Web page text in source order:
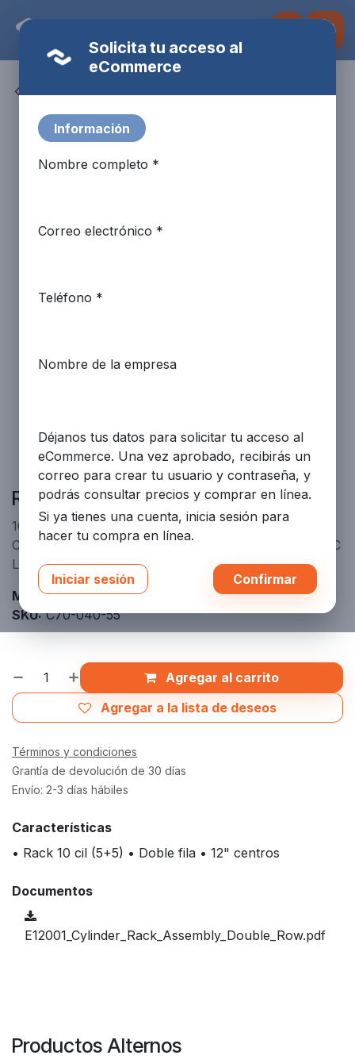
Todos los productos
Rack de 10 cilindros 5+5 básico
10-Cylinder Rack 5+5 Basic - Sistema de supresión
CO2 Fike conforme a NFPA 12. Aprobaciones UL/ULC
Listed y FM Approved.
Marca:CO2
SKU:C70-040-55
Agregar al carrito
Agregar a la lista de deseos
Términos y condiciones
Grantía de devolución de 30 días
Envío: 2-3 días hábiles
Características
• Rack 10 cil (5+5) • Doble fila • 12" centros
Documentos
E12001_Cylinder_Rack_Assembly_Double_Row.pdf
Productos Alternos
Solicita tu acceso al
eCommerce
Información
Nombre completo *
Correo electrónico *
Teléfono *
Nombre de la empresa
Déjanos tus datos para solicitar tu acceso al
eCommerce. Una vez aprobado, recibirás un
correo para crear tu usuario y contraseña, y
podrás consultar precios y comprar en línea.
Si ya tienes una cuenta, inicia sesión para
hacer tu compra en línea.
Iniciar sesión Confirmar
Fulbot